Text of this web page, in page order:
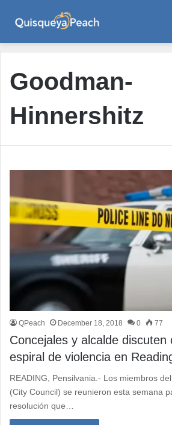
Goodman-
Hinnershitz
QPeach December 18, 2018 0 77
Concejales y alcalde discuten
espiral de violencia en
READING, Pensilvania.- Los miembros
(City Council) se reunieron esta semana
resolución que…